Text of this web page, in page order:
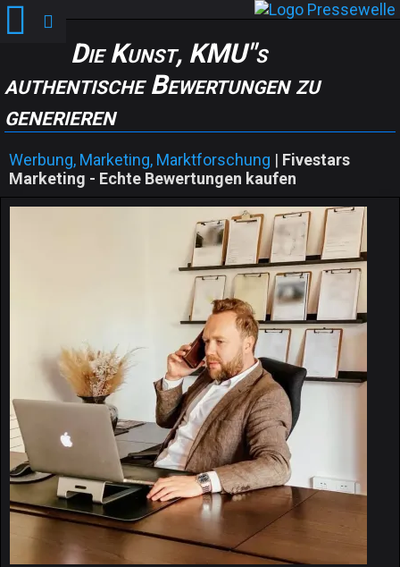
Die Kunst, KMU"s
authentische Bewertungen zu
generieren
Werbung, Marketing, Marktforschung | Fivestars
Marketing - Echte Bewertungen kaufen